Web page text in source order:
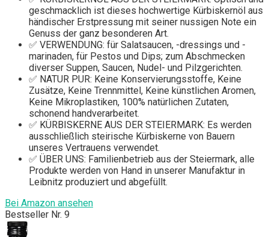
geschmacklich ist dieses hochwertige Kürbiskernöl aus
händischer Erstpressung mit seiner nussigen Note ein
Genuss der ganz besonderen Art.
✅ VERWENDUNG: für Salatsaucen, -dressings und -
marinaden, für Pestos und Dips; zum Abschmecken
diverser Suppen, Saucen, Nudel- und Pilzgerichten.
✅ NATUR PUR: Keine Konservierungsstoffe, Keine
Zusätze, Keine Trennmittel, Keine künstlichen Aromen,
Keine Mikroplastiken, 100% natürlichen Zutaten,
schonend handverarbeitet.
✅ KÜRBISKERNE AUS DER STEIERMARK: Es werden
ausschließlich steirische Kürbiskerne von Bauern
unseres Vertrauens verwendet.
✅ ÜBER UNS: Familienbetrieb aus der Steiermark, alle
Produkte werden von Hand in unserer Manufaktur in
Leibnitz produziert und abgefüllt.
Bei Amazon ansehen
Bestseller Nr. 9